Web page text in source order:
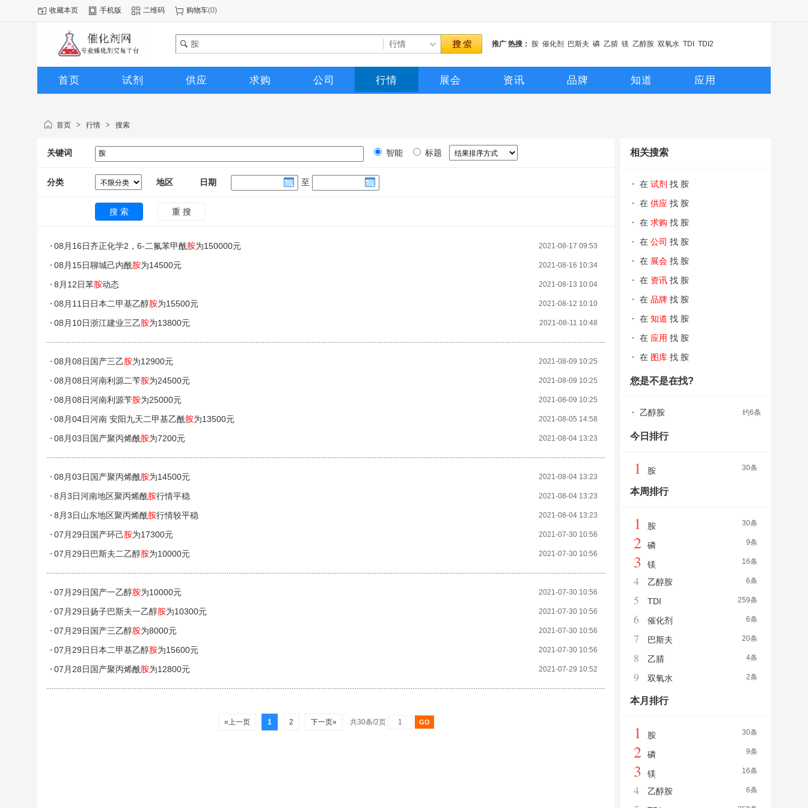
收藏本页 手机版 二维码 购物车(0)
推广 热搜： 胺 催化剂 巴斯夫 磷 乙腈 镁 乙醇胺 双氧水 TDI TDI2
首页 试剂 供应 求购 公司 行情 展会 资讯 品牌 知道 应用
首页 > 行情 > 搜索
关键词 智能 标题
分类 地区 日期 至
2021-08-17 09:53
08月16日齐正化学2，6-二氟苯甲酰胺为150000元
2021-08-16 10:34
08月15日聊城己内酰胺为14500元
2021-08-13 10:04
8月12日苯胺动态
2021-08-12 10:10
08月11日日本二甲基乙醇胺为15500元
2021-08-11 10:48
08月10日浙江建业三乙胺为13800元
2021-08-09 10:25
08月08日国产三乙胺为12900元
2021-08-09 10:25
08月08日河南利源二苄胺为24500元
2021-08-09 10:25
08月08日河南利源苄胺为25000元
2021-08-05 14:58
08月04日河南 安阳九天二甲基乙酰胺为13500元
2021-08-04 13:23
08月03日国产聚丙烯酰胺为7200元
2021-08-04 13:23
08月03日国产聚丙烯酰胺为14500元
2021-08-04 13:23
8月3日河南地区聚丙烯酰胺行情平稳
2021-08-04 13:23
8月3日山东地区聚丙烯酰胺行情较平稳
2021-07-30 10:56
07月29日国产环己胺为17300元
2021-07-30 10:56
07月29日巴斯夫二乙醇胺为10000元
2021-07-30 10:56
07月29日国产一乙醇胺为10000元
2021-07-30 10:56
07月29日扬子巴斯夫一乙醇胺为10300元
2021-07-30 10:56
07月29日国产三乙醇胺为8000元
2021-07-30 10:56
07月29日日本二甲基乙醇胺为15600元
2021-07-29 10:52
07月28日国产聚丙烯酰胺为12800元
«上一页 1 2 下一页» 共30条/2页
相关搜索
在 试剂 找 胺
在 供应 找 胺
在 求购 找 胺
在 公司 找 胺
在 展会 找 胺
在 资讯 找 胺
在 品牌 找 胺
在 知道 找 胺
在 应用 找 胺
在 图库 找 胺
您是不是在找?
约6条
乙醇胺
今日排行
30条
1 胺
本周排行
30条
1 胺
9条
2 磷
16条
3 镁
6条
4 乙醇胺
259条
5 TDI
6条
6 催化剂
20条
7 巴斯夫
4条
8 乙腈
2条
9 双氧水
本月排行
30条
1 胺
9条
2 磷
16条
3 镁
6条
4 乙醇胺